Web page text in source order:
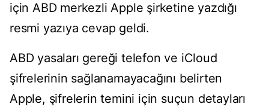
için ABD merkezli Apple şirketine yazdığı
resmi yazıya cevap geldi.
ABD yasaları gereği telefon ve iCloud
şifrelerinin sağlanamayacağını belirten
Apple, şifrelerin temini için suçun detayları